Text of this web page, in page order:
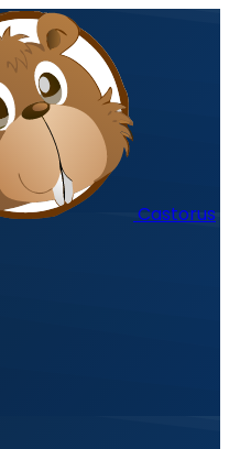
Castorus